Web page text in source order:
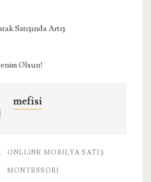
Satışında Artış
Olsun!
mefisi
ONLLINE MOBILYA SATIŞ
MONTESSORI